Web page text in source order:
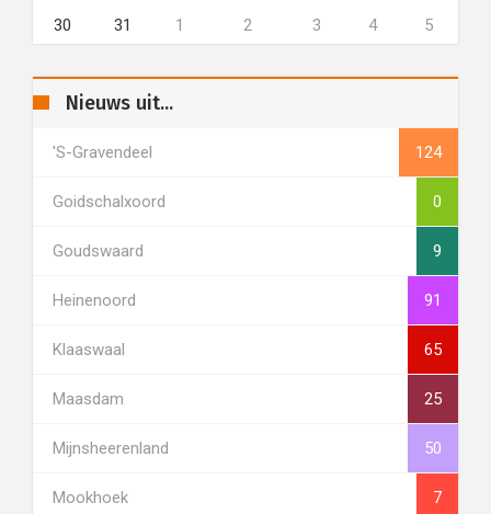
30
31 1 2 3 4 5
Nieuws uit...
's-Gravendeel 124
Goidschalxoord 0
Goudswaard 9
Heinenoord 91
Klaaswaal 65
Maasdam 25
Mijnsheerenland 50
Mookhoek 7